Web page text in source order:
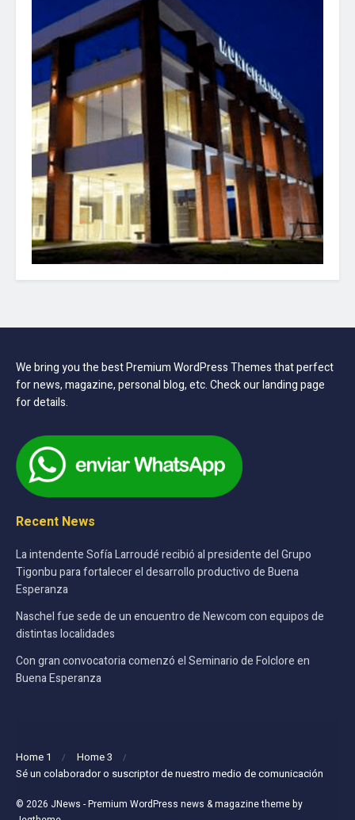
We bring you the best Premium WordPress Themes that perfect
for news, magazine, personal blog, etc. Check our landing page
for details.
Recent News
La intendente Sofía Larroudé recibió al presidente del Grupo
Tigonbu para fortalecer el desarrollo productivo de Buena
Esperanza
Naschel fue sede de un encuentro de Newcom con equipos de
distintas localidades
Con gran convocatoria comenzó el Seminario de Folclore en
Buena Esperanza
Home 1
Home 3
Sé un colaborador o suscriptor de nuestro medio de comunicación
© 2026 JNews - Premium WordPress news & magazine theme by